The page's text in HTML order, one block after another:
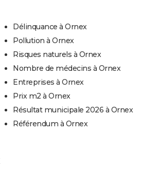
Délinquance à Ornex
Pollution à Ornex
Risques naturels à Ornex
Nombre de médecins à Ornex
Entreprises à Ornex
Prix m2 à Ornex
Résultat municipale 2026 à Ornex
Référendum à Ornex